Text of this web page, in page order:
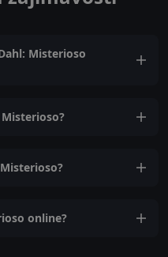
Misterioso
online?